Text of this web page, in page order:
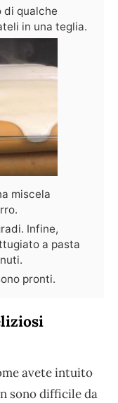
di qualche
in una teglia.
miscela
Infine,
a pasta
pronti.
avete intuito
sono difficile da